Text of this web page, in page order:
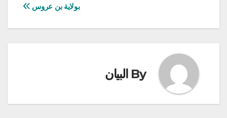
بولاية بن عروس
By البيان